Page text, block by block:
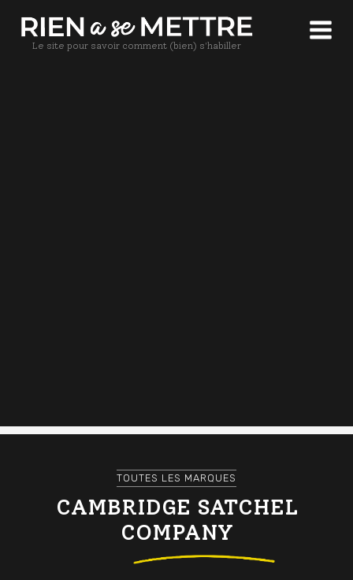
Le site pour savoir comment (bien) s'habiller
TOUTES LES MARQUES
CAMBRIDGE SATCHEL
COMPANY